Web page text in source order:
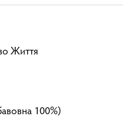
Життя
100%)